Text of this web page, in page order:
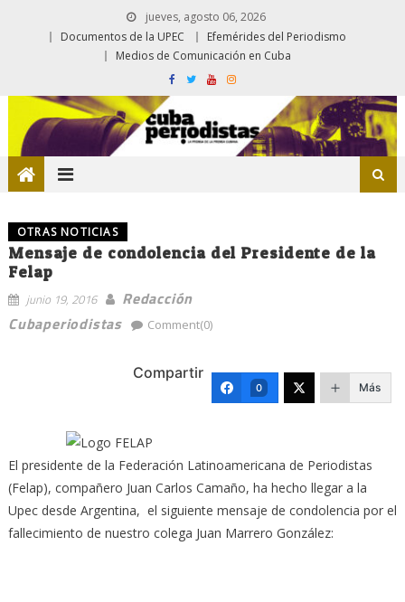
jueves, agosto 06, 2026
Documentos de la UPEC
Efemérides del Periodismo
Medios de Comunicación en Cuba
OTRAS NOTICIAS
Mensaje de condolencia del Presidente de la
Felap
junio 19, 2016
Redacción
Cubaperiodistas
Comment(0)
Compartir
0 Más
El presidente de la Federación Latinoamericana de Periodistas
(Felap), compañero Juan Carlos Camaño, ha hecho llegar a la
Upec desde Argentina, el siguiente mensaje de condolencia por el
fallecimiento de nuestro colega Juan Marrero González: